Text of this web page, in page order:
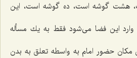
هشت گوشه است، ده گوشه است، این
وارد این فضا می‌شود فقط به یك مسأله
مكان حضور امام به واسطه تعلق به بدن